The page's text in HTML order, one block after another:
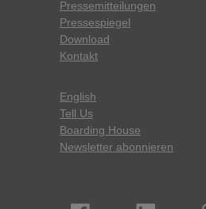
Pressemitteilungen
Pressespiegel
Download
Kontakt
English
Tell Us
Boarding House
Newsletter abonnieren